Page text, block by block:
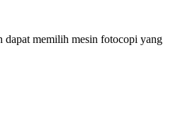
dapat memilih mesin fotocopi yang